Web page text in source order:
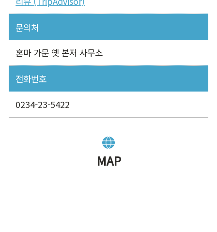
문의처
혼마 가문 옛 본저 사무소
전화번호
0234-23-5422
MAP